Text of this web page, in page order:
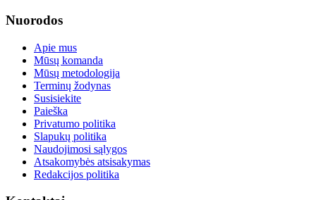
Nuorodos
Apie mus
Mūsų komanda
Mūsų metodologija
Terminų žodynas
Susisiekite
Paieška
Privatumo politika
Slapukų politika
Naudojimosi sąlygos
Atsakomybės atsisakymas
Redakcijos politika